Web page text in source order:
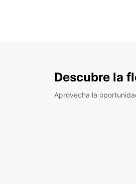
Descubre la
Aprovecha la